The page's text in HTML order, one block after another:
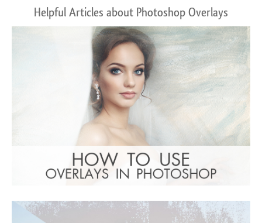
Helpful Articles about Photoshop Overlays